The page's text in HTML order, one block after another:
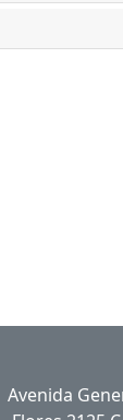
Avenida